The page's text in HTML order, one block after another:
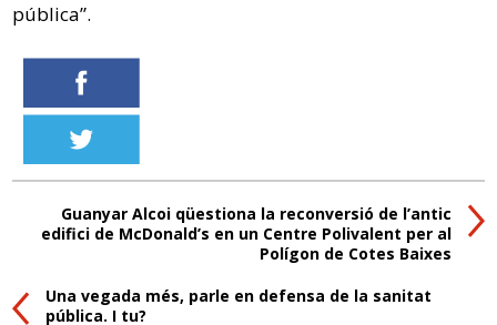
pública”.
Guanyar Alcoi qüestiona la reconversió de l’antic
edifici de McDonald’s en un Centre Polivalent per al
Polígon de Cotes Baixes
Una vegada més, parle en defensa de la sanitat
pública. I tu?